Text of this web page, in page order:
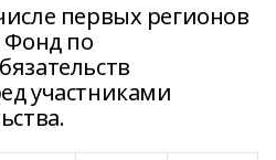
первых регионов
Фонд по
участниками